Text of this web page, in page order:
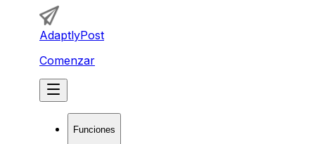
AdaptlyPost
Comenzar
Funciones